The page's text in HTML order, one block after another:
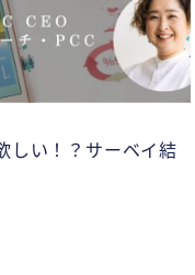
しい！？サーベイ結